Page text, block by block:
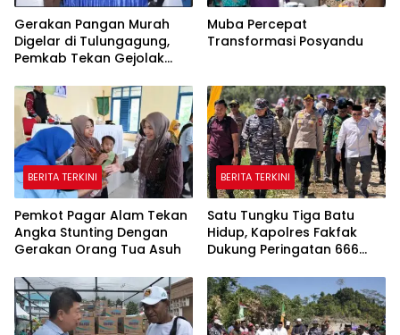
Gerakan Pangan Murah
Digelar di Tulungagung,
Pemkab Tekan Gejolak
Warga
Muba Percepat
Transformasi Posyandu
BERITA TERKINI
Pemkot Pagar Alam Tekan
Angka Stunting Dengan
Gerakan Orang Tua Asuh
BERITA TERKINI
Satu Tungku Tiga Batu
Hidup, Kapolres Fakfak
Dukung Peringatan 666
Papua